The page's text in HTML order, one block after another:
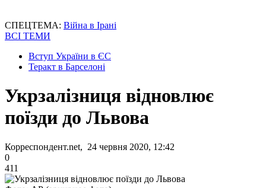
СПЕЦТЕМА: Війна в Ірані
ВСІ ТЕМИ
Вступ України в ЄС
Теракт в Барселоні
Укрзалізниця відновлює
поїзди до Львова
Корреспондент.net, 24 червня 2020, 12:42
0
411